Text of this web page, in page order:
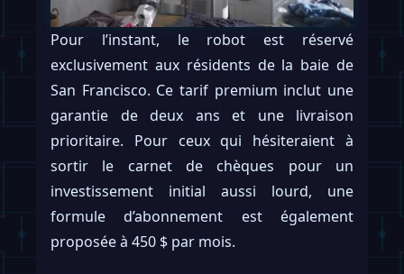
Pour l’instant, le robot est réservé
exclusivement aux résidents de la baie de
San Francisco. Ce tarif premium inclut une
garantie de deux ans et une livraison
prioritaire. Pour ceux qui hésiteraient à
sortir le carnet de chèques pour un
investissement initial aussi lourd, une
formule d’abonnement est également
proposée à 450 $ par mois.